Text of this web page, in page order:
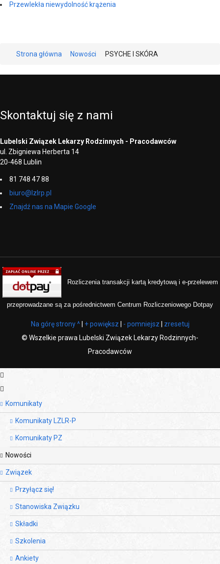
Przewlekła niewydolność krążenia
Strona główna Nowości PSYCHE I SKÓRA
Skontaktuj się z nami
Lubelski Związek Lekarzy Rodzinnych - Pracodawców
ul. Zbigniewa Herberta 14
20-468 Lublin
81 748 47 88
biuro@lzlrp.pl
Znajdź nas na Mapie Google
Rozliczenia transakcji kartą kredytową i e-przelewem
przeprowadzane są za pośrednictwem Centrum Rozliczeniowego Dotpay
Na górę strony ^| + powiększ - pomniejsz
zresetuj
© Wszelkie prawa Lubelski Związek Lekarzy Rodzinnych-
Pracodawców
Komunikaty
Komunikaty LZLR-P
Komunikaty PZ
Nowości
Związek
Przyłącz się!
Stanowiska Związku
Składki
Szkolenia
Ankiety